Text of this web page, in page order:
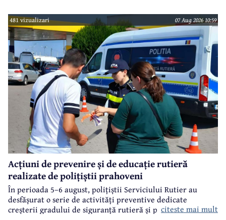
481 vizualizari 07 Aug 2026 10:59
Acțiuni de prevenire și de educație rutieră
realizate de polițiștii prahoveni
În perioada 5–6 august, polițiștii Serviciului Rutier au
desfășurat o serie de activități preventive dedicate
creșterii gradului de siguranță rutieră și promovării unui
citeste mai mult